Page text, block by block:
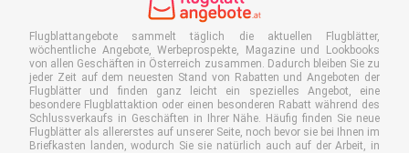
Flugblattangebote sammelt täglich die aktuellen Flugblätter,
wöchentliche Angebote, Werbeprospekte, Magazine und Lookbooks
von allen Geschäften in Österreich zusammen. Dadurch bleiben Sie zu
jeder Zeit auf dem neuesten Stand von Rabatten und Angeboten der
Flugblätter und finden ganz leicht ein spezielles Angebot, eine
besondere Flugblattaktion oder einen besonderen Rabatt während des
Schlussverkaufs in Geschäften in Ihrer Nähe. Häufig finden Sie neue
Flugblätter als allererstes auf unserer Seite, noch bevor sie bei Ihnen im
Briefkasten landen, wodurch Sie sie natürlich auch auf der Arbeit, in